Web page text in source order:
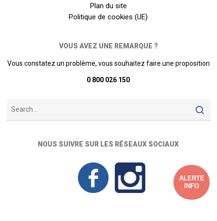
Plan du site
Politique de cookies (UE)
VOUS AVEZ UNE REMARQUE ?
Vous constatez un problème, vous souhaitez faire une proposition
:
0 800 026 150
NOUS SUIVRE SUR LES RÉSEAUX SOCIAUX
ALERTE
INFO